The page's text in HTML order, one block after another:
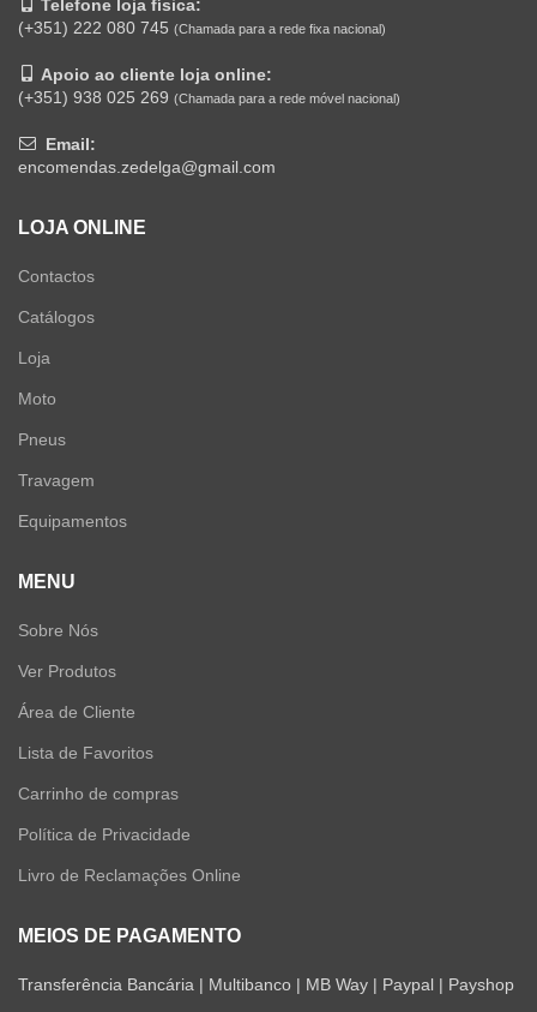
Telefone loja física:
(+351) 222 080 745 (Chamada para a rede fixa nacional)
Apoio ao cliente loja online:
(+351) 938 025 269 (Chamada para a rede móvel nacional)
Email:
encomendas.zedelga@gmail.com
LOJA ONLINE
Contactos
Catálogos
Loja
Moto
Pneus
Travagem
Equipamentos
MENU
Sobre Nós
Ver Produtos
Área de Cliente
Lista de Favoritos
Carrinho de compras
Política de Privacidade
Livro de Reclamações Online
MEIOS DE PAGAMENTO
Transferência Bancária | Multibanco | MB Way | Paypal | Payshop